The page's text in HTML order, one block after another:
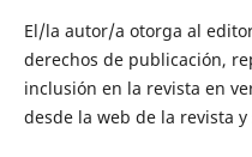
El/la autor/a otorga al
derechos de publicación,
inclusión en la revista en
desde la web de la revista